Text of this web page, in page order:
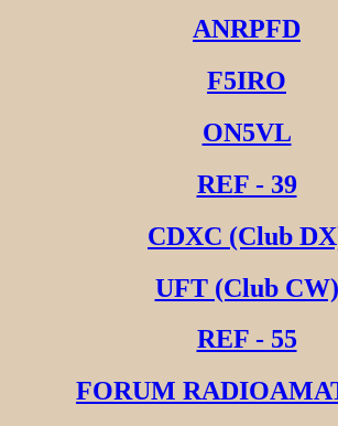
ANRPFD
F5IRO
ON5VL
REF - 39
CDXC (Club
UFT (Club CW)
REF - 55
FORUM